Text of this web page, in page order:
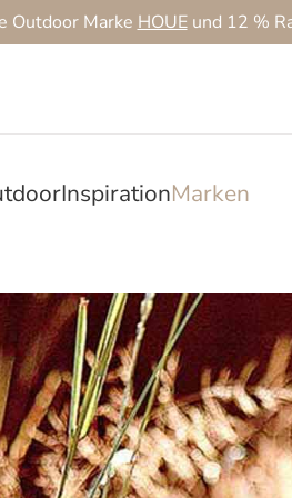
Outdoor Marke HOUEund 12 %
InspirationMarken